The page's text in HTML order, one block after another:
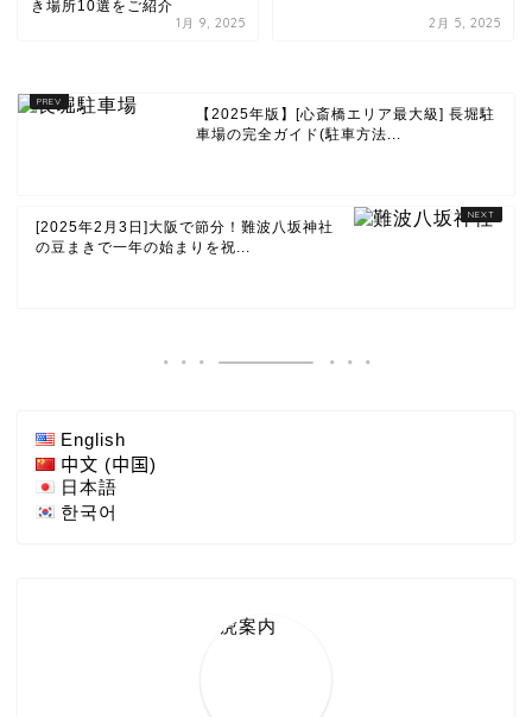
き場所10選をご紹介
1月 9, 2025 2月 5, 2025
【2025年版】[心斎橋エリア最大級] 長堀駐
車場の完全ガイド(駐車方法...
[2025年2月3日]大阪で節分！難波八坂神社
の豆まきで一年の始まりを祝...
English
中文 (中国)
日本語
한국어